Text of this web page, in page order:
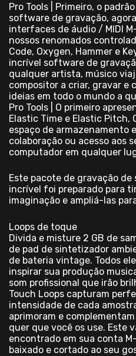
Pro Tools | Primeiro, o
software de gravação,
interfaces de áudio / MIDI
nossos renomados
Code, Oxygen, Hammer e
incrível software de
qualquer artista, músico
compositor a criar, gravar e
ideias em todo o mundo a
Pro Tools | O primeiro
Elastic Time e Elastic Pitch,
espaço de armazenamento
colaboração ou acesso aos
computador em qualquer
Este pacote de gravação
incrível foi preparado para
imaginação e ampliá-las
Loops de toque
Divida e misture 2 GB de
de pad de sintetizador
de bateria vintage. Todos
inspirar sua produção
som profissional que irão
Touch Loops capturam
intensidade de cada
aprimoram e
quer que você os use. Este
encontrado em sua conta
baixado e cortado ao seu